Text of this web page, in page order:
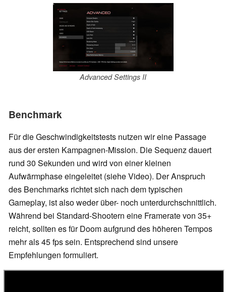
Advanced Settings II
Benchmark
Für die Geschwindigkeitstests nutzen wir eine Passage
aus der ersten Kampagnen-Mission. Die Sequenz dauert
rund 30 Sekunden und wird von einer kleinen
Aufwärmphase eingeleitet (siehe Video). Der Anspruch
des Benchmarks richtet sich nach dem typischen
Gameplay, ist also weder über- noch unterdurchschnittlich.
Während bei Standard-Shootern eine Framerate von 35+
reicht, sollten es für Doom aufgrund des höheren Tempos
mehr als 45 fps sein. Entsprechend sind unsere
Empfehlungen formuliert.